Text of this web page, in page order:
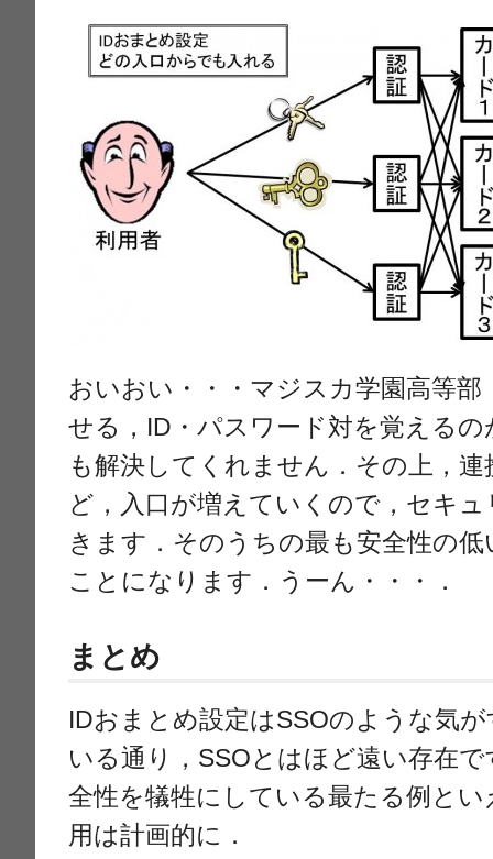
おいおい・・・マジスカ学園高等
せる，ID・パスワード対を覚える
も解決してくれません．その上，
ど，入口が増えていくので，セキ
きます．そのうちの最も安全性の
ことになります．うーん・・・．
まとめ
IDおまとめ設定はSSOのような気
いる通り，SSOとはほど遠い存在
全性を犠牲にしている最たる例と
用は計画的に．